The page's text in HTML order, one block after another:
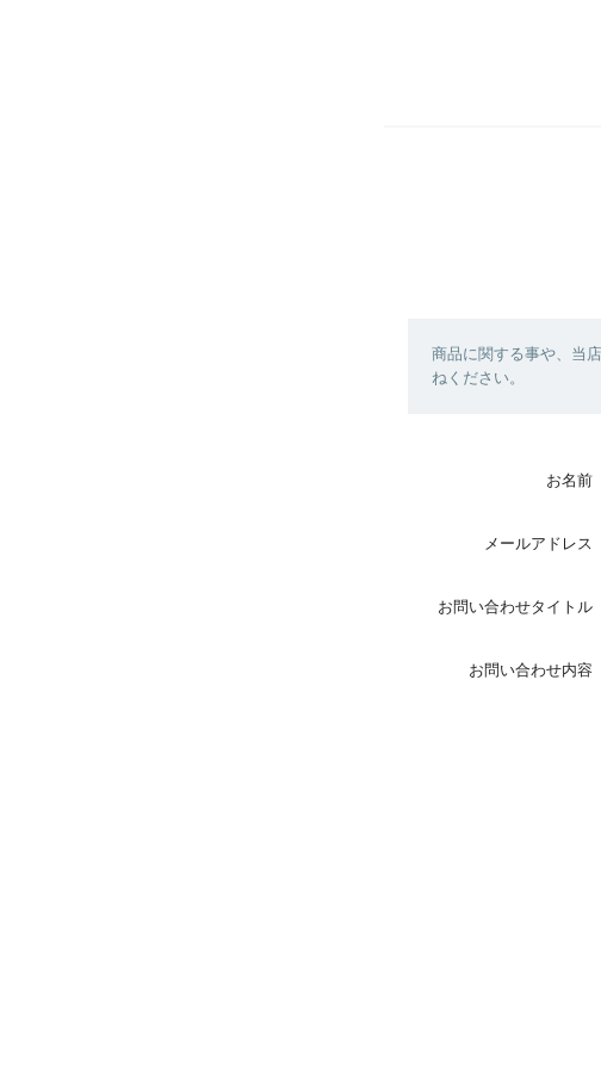
商品に関する事や、当
ねください。
お名前
メールアドレス
お問い合わせタイトル
お問い合わせ内容